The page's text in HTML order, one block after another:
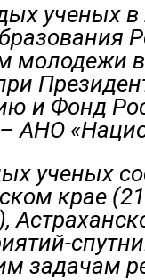
ученых
молодежи
и Фонд
АНО
ученых
крае
задачам